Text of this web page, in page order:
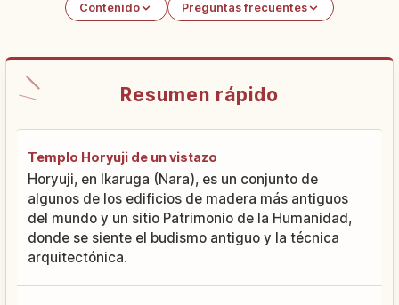
Contenido Preguntas frecuentes
Resumen rápido
Templo Horyuji de un vistazo
Horyuji, en Ikaruga (Nara), es un conjunto de
algunos de los edificios de madera más antiguos
del mundo y un sitio Patrimonio de la Humanidad,
donde se siente el budismo antiguo y la técnica
arquitectónica.